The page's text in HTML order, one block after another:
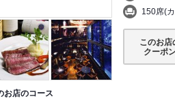
150席(
このお店
クーポ
お店のコース